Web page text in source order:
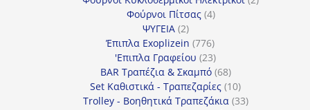
Φούρνοι Πίτσας 44
ΨΥΓΕΙΑ 22
προϊόντα
Έπιπλα Exoplizein 776776
προϊόντα
'Επιπλα Γραφείου 2323
προϊόντα
BAR Τραπέζια & Σκαμπό 6868
προϊόντα
Set Καθιστικά - Τραπεζαρίες 1010
προϊόντα
Trolley - Βοηθητικά Τραπεζάκια 3333